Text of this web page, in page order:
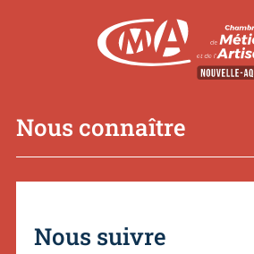
Nous connaître
Nous suivre